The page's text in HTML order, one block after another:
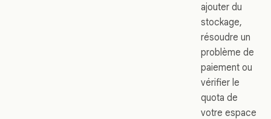
ajouter du
stockage,
résoudre un
problème de
paiement ou
vérifier le
quota de
votre espace